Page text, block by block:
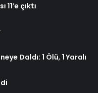
çıktı
Daldı: 1 Ölü, 1 Yaralı